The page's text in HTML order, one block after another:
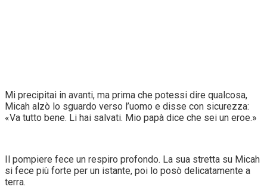
Mi precipitai in avanti, ma prima che potessi dire qualcosa,
Micah alzò lo sguardo verso l’uomo e disse con sicurezza:
«Va tutto bene. Li hai salvati. Mio papà dice che sei un eroe.»
Il pompiere fece un respiro profondo. La sua stretta su Micah
si fece più forte per un istante, poi lo posò delicatamente a
terra.